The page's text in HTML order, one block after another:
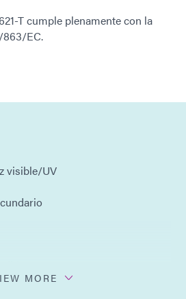
T cumple plenamente con la
863/EC.
visible/UV
MORE